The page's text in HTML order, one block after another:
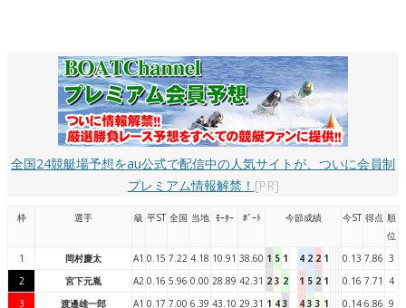
全国24競艇場予想をau公式で配信中の人気サイトが、ついに会員制
プレミアム情報解禁！ [PR]
枠 選手 級 平ST 全国 当地 ﾓｰﾀｰ ﾎﾞｰﾄ 今節成績 今ST 得点 順
位
1
岡村慶太 A1 0.15 7.22 4.18 10.91 38.60 1 5 1 4 2 2 1 0.13 7.86 3
2
宮下元胤 A2 0.16 5.96 0.00 28.89 42.31 2 3 2 1 5 2 1 0.16 7.71 4
3
渡邊雄一郎 A1 0.17 7.00 6.39 43.10 29.31 1 4 3 4 3 3 1 0.14 6.86 9